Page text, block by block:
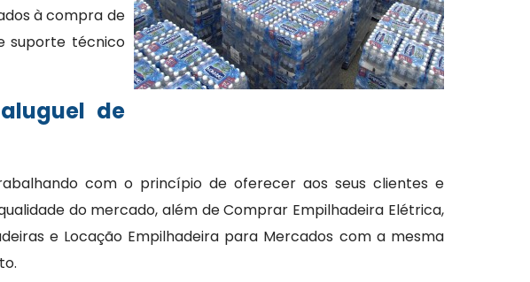
à compra de
suporte técnico
aluguel de
com o princípio de oferecer aos seus clientes e
do mercado, além de Comprar Empilhadeira Elétrica,
e Locação Empilhadeira para Mercados com a mesma